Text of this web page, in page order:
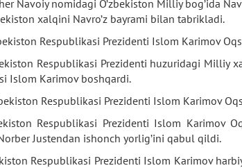
Navoiy nomidagi O’zbekiston Milliy bog’ida
xalqini Navro’z bayrami bilan tabrikladi.
Respublikasi Prezidenti Islom Karimov
Respublikasi Prezidenti huzuridagi Milliy
Islom Karimov boshqardi.
Respublikasi Prezidenti Islom Karimov
Respublikasi Prezidenti Islom Karimov
Justendan ishonch yorlig’ini qabul qildi.
Respublikasi Prezidenti Islom Karimov